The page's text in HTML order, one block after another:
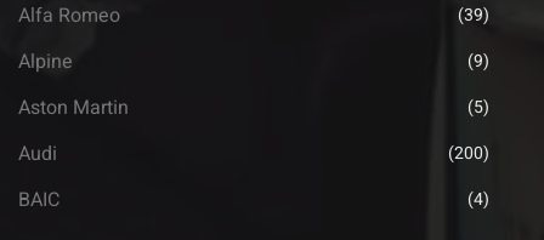
Alfa Romeo (39)
Alpine (9)
Aston Martin (5)
Audi (200)
BAIC (4)